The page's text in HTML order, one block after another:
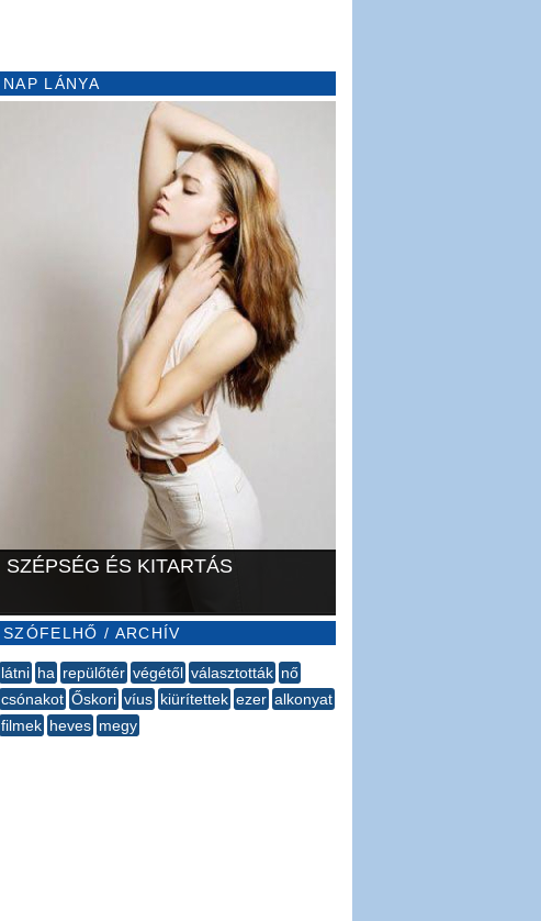
NAP LÁNYA
SZÉPSÉG ÉS KITARTÁS
SZÓFELHŐ / ARCHÍV
látni ha repülőtér végétől választották nő
csónakot Őskori víus kiürítettek ezer alkonyat
filmek heves megy